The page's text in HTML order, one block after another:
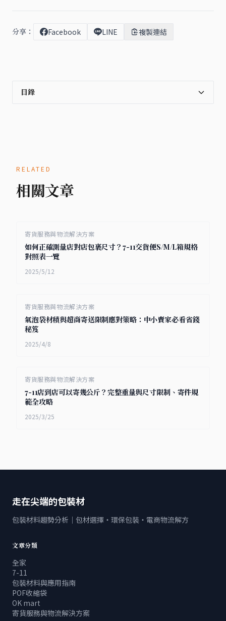
分享： Facebook LINE 複製連結
目錄
RELATED
相關文章
寄貨服務與物流解決方案
如何正確測量店對店包裹尺寸？7-11交貨便S/M/L箱規格
對照表一覽
2025/5/12
寄貨服務與物流解決方案
氣泡袋材積與超商寄送限制應對策略：中小賣家必看省錢
秘笈
2025/4/8
寄貨服務與物流解決方案
7-11店到店可以寄幾公斤？完整重量與尺寸限制、寄件規
範全攻略
2025/3/25
走在尖端的包裝材
包裝材料趨勢分析｜包材選擇・環保包裝・電商物流解方
文章分類
全家
7-11
包裝材料與應用指南
POF收縮袋
OK mart
寄貨服務與物流解決方案